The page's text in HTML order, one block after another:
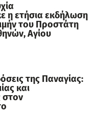
η ετήσια εκδήλωση
του Προστάτη
Αγίου
της Παναγίας:
και
στον